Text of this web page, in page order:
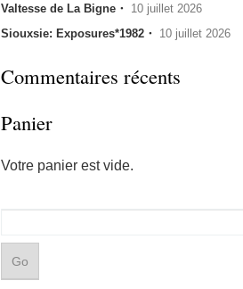
Valtesse de La Bigne・ 10 juillet 2026
Siouxsie: Exposures*1982・ 10 juillet 2026
Commentaires récents
Panier
Votre panier est vide.